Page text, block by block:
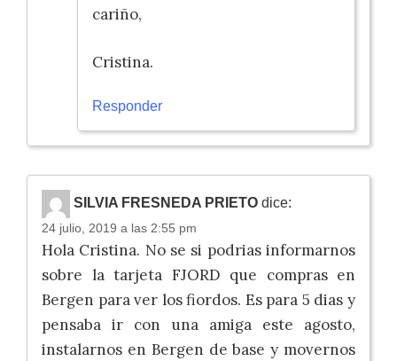
cariño,
Cristina.
Responder
SILVIA FRESNEDA PRIETO dice:
24 julio, 2019 a las 2:55 pm
Hola Cristina. No se si podrias informarnos
sobre la tarjeta FJORD que compras en
Bergen para ver los fiordos. Es para 5 dias y
pensaba ir con una amiga este agosto,
instalarnos en Bergen de base y movernos